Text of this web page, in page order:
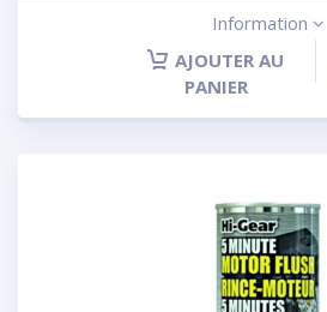
Information
AJOUTER AU
PANIER